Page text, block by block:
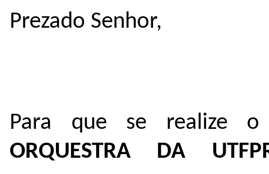
Prezado Senhor,
Para que se realize
ORQUESTRA DA